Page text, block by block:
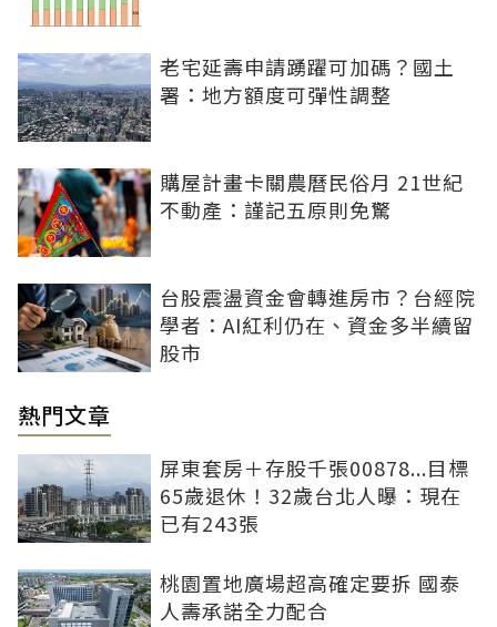
老宅延壽申請踴躍可加碼？國土
署：地方額度可彈性調整
購屋計畫卡關農曆民俗月 21世紀
不動產：謹記五原則免驚
台股震盪資金會轉進房市？台經院
學者：AI紅利仍在、資金多半續留
股市
熱門文章
屏東套房＋存股千張00878...目標
65歲退休！32歲台北人曝：現在
已有243張
桃園置地廣場超高確定要拆 國泰
人壽承諾全力配合